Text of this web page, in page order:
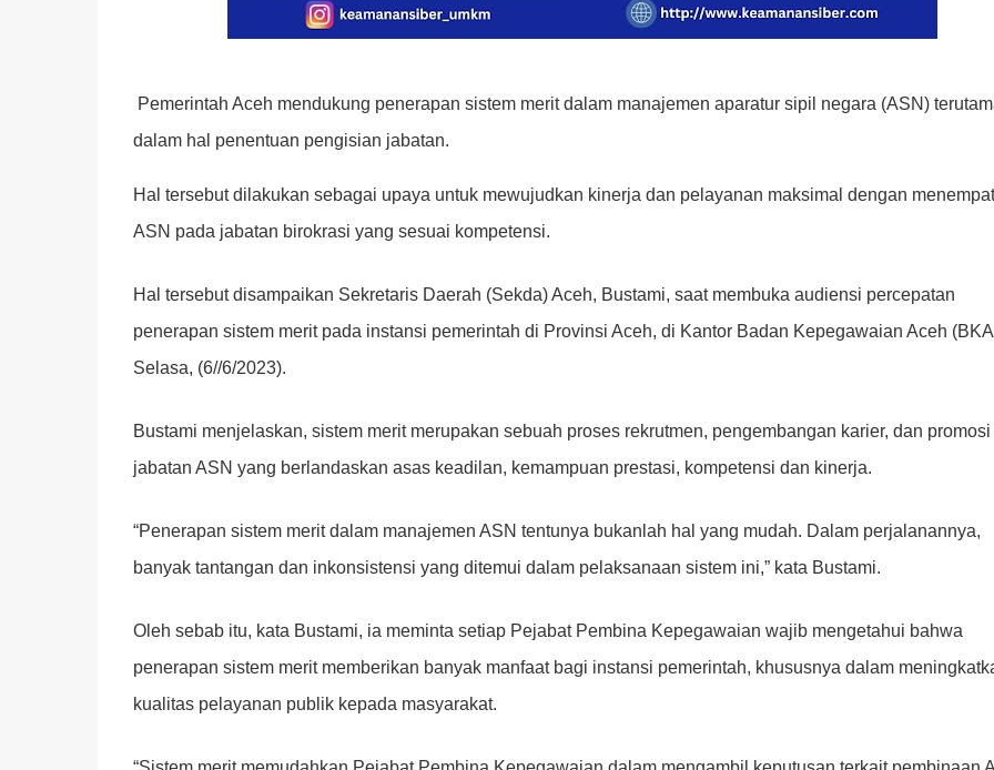
Pemerintah Aceh mendukung penerapan sistem merit dalam manajemen aparatur sipil negara (ASN)
dalam hal penentuan pengisian jabatan.
Hal tersebut dilakukan sebagai upaya untuk mewujudkan kinerja dan pelayanan maksimal dengan
ASN pada jabatan birokrasi yang sesuai kompetensi.
Hal tersebut disampaikan Sekretaris Daerah (Sekda) Aceh, Bustami, saat membuka audiensi percepatan
penerapan sistem merit pada instansi pemerintah di Provinsi Aceh, di Kantor Badan Kepegawaian Aceh
Selasa, (6//6/2023).
Bustami menjelaskan, sistem merit merupakan sebuah proses rekrutmen, pengembangan karier, dan promosi
jabatan ASN yang berlandaskan asas keadilan, kemampuan prestasi, kompetensi dan kinerja.
“Penerapan sistem merit dalam manajemen ASN tentunya bukanlah hal yang mudah. Dalam perjalanannya,
banyak tantangan dan inkonsistensi yang ditemui dalam pelaksanaan sistem ini,” kata Bustami.
Oleh sebab itu, kata Bustami, ia meminta setiap Pejabat Pembina Kepegawaian wajib mengetahui bahwa
penerapan sistem merit memberikan banyak manfaat bagi instansi pemerintah, khususnya dalam
kualitas pelayanan publik kepada masyarakat.